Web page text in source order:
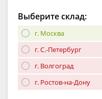
Выберите склад:
г. Москва
г. С.-Петербург
г. Волгоград
г. Ростов-на-Дону